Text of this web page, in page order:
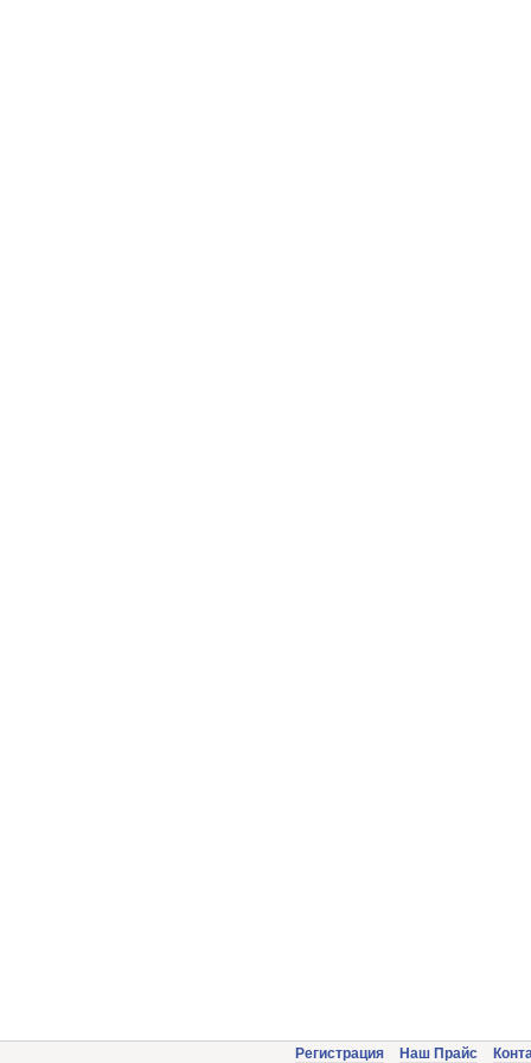
Регистрация Наш Прайс